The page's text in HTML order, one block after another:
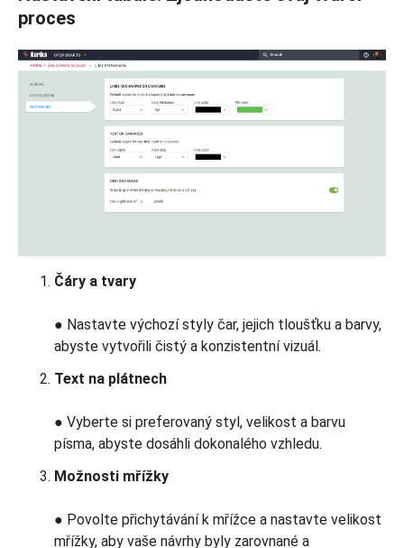
proces
Čáry a tvary
● Nastavte výchozí styly čar, jejich tloušťku a barvy,
abyste vytvořili čistý a konzistentní vizuál.
Text na plátnech
● Vyberte si preferovaný styl, velikost a barvu
písma, abyste dosáhli dokonalého vzhledu.
Možnosti mřížky
● Povolte přichytávání k mřížce a nastavte velikost
mřížky, aby vaše návrhy byly zarovnané a